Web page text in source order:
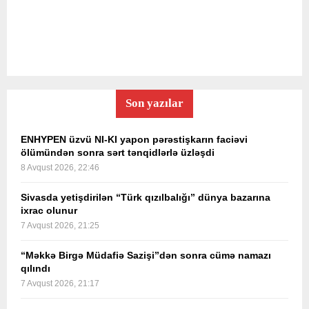
Son yazılar
ENHYPEN üzvü NI-KI yapon pərəstişkarın faciəvi
ölümündən sonra sərt tənqidlərlə üzləşdi
8 Avqust 2026, 22:46
Sivasda yetişdirilən “Türk qızılbalığı” dünya bazarına
ixrac olunur
7 Avqust 2026, 21:25
“Məkkə Birgə Müdafiə Sazişi”dən sonra cümə namazı
qılındı
7 Avqust 2026, 21:17